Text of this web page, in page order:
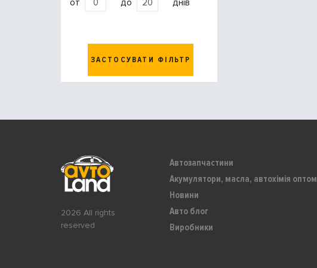
ЗАСТОСУВАТИ ФІЛЬТР
2026 All rights
reserved
Автозапчастини
Акумулятори, масла, автохімія оптом
Новини
Авто блог
Виробники